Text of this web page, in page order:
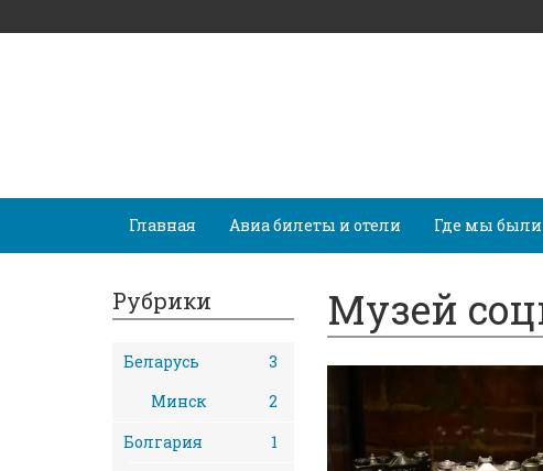
Главная Авиа билеты и отели Где мы были
Музей
Рубрики
Беларусь
3
Минск
2
Болгария
1